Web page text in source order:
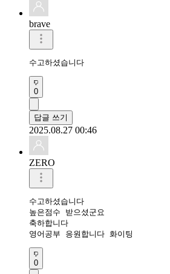
brave
수고하셨습니다
0
답글 쓰기
2025.08.27 00:46
ZERO
수고하셨습니다
높은점수 받으셨군요
축하합니다
영어공부 응원합니다 화이팅
0